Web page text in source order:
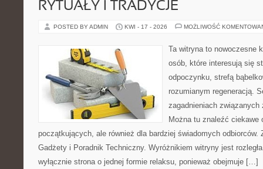
RYTUAŁY I TRADYCJE
POSTED BY ADMIN KWI - 17 - 2026 MOŻLIWOŚĆ
Ta witryna to nowoczesne
osób, które interesują się
odpoczynku, strefą
rozumianym regeneracją.
zagadnieniach
Można tu znaleźć ciekawe
początkujących, ale również dla bardziej świadomych odbiorców.
Gadżety i Poradnik Techniczny. Wyróżnikiem witryny jest
wyłącznie strona o jednej formie relaksu, ponieważ obejmuje […]